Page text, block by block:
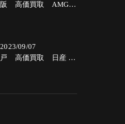
大阪 高価買取 AMG C63クーペ ブラックSパフォーマンス
2023/09/07
神戸 高価買取 日産 GT-R 3.8プレミアムエディション